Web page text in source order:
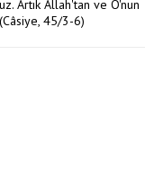
Artık Allah'tan ve O'nun
45/3-6)